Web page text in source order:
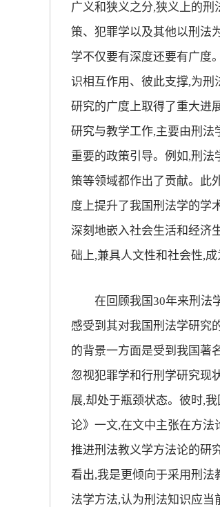
广义和狭义之分,狭义上的
策、犯罪学以及其他以刑法
学不仅要有深度还要有广度
识相互作用、彼此支撑,为
研究的广度上取得了重大进
研究与教学工作,主要由刑法
重要的政策引导。例如,刑
策等领域都作出了贡献。此
度上提升了我国刑法学的学
深刻地嵌入社会生活和经济
础上,兼具人文性和社会性,
在回顾我国30年来刑法学
感受到其对我国刑法学研究
的背景一方面是受到我国著
忽视犯罪学和行刑学研究现
展,却处于瓶颈状态。彼时,
论》一文,在文中主张在方法
推进刑法教义学方法论的研
看出,我是更倾向于采用刑法
法学方法,认为刑法知识应